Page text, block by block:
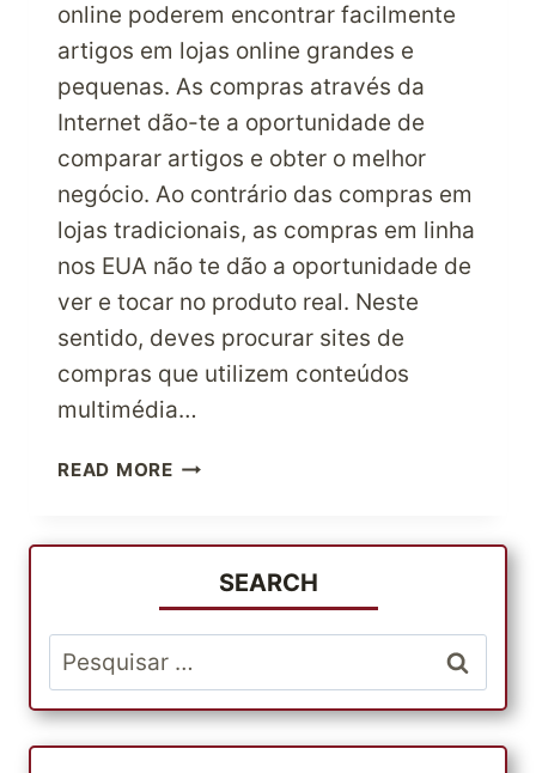
online poderem encontrar facilmente
artigos em lojas online grandes e
pequenas. As compras através da
Internet dão-te a oportunidade de
comparar artigos e obter o melhor
negócio. Ao contrário das compras em
lojas tradicionais, as compras em linha
nos EUA não te dão a oportunidade de
ver e tocar no produto real. Neste
sentido, deves procurar sites de
compras que utilizem conteúdos
multimédia…
READ MOREENCONTRAR
COMPRAS
ONLINESEARCH
Pesquisar
por: